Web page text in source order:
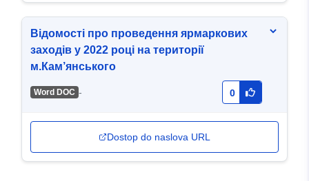
Відомості про проведення ярмаркових
заходів у 2022 році на території
м.Кам’янського
Word DOC - 0
Dostop do naslova URL